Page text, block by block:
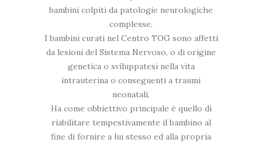
bambini colpiti da patologie neurologiche
complesse.
I bambini curati nel Centro TOG sono affetti
da lesioni del Sistema Nervoso, o di origine
genetica o sviluppatesi nella vita
intrauterina o conseguenti a traumi
neonatali.
Ha come obbiettivo principale è quello di
riabilitare tempestivamente il bambino al
fine di fornire a lui stesso ed alla propria